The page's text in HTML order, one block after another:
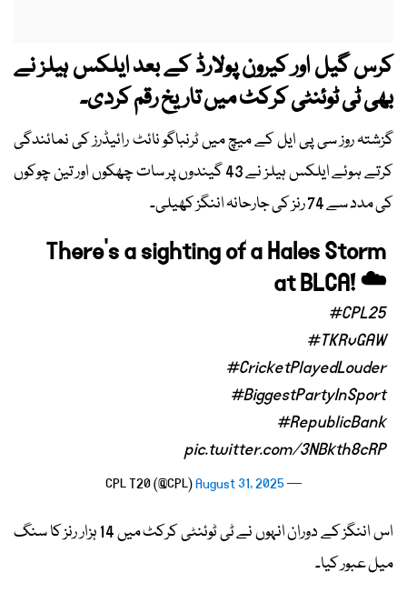
کرس گیل اور کیرون پولارڈ کے بعد ایلکس ہیلز نے
بھی ٹی ٹوئنٹی کرکٹ میں تاریخ رقم کردی۔
گزشتہ روز سی پی ایل کے میچ میں ٹرنباگو نائٹ رائیڈرز کی نمائندگی
کرتے ہوئے ایلکس ہیلز نے 43 گیندوں پر سات چھکوں اور تین چوکوں
کی مدد سے 74 رنز کی جارحانہ اننگز کھیلی۔
There's a sighting of a Hales Storm
at BLCA! ☁️
#CPL25
#TKRvGAW
#CricketPlayedLouder
#BiggestPartyInSport
#RepublicBank
pic.twitter.com/3NBkth8cRP
— CPL T20 (@CPL)
August 31, 2025
اس اننگز کے دوران انہوں نے ٹی ٹوئنٹی کرکٹ میں 14 ہزار رنز کا سنگ
میل عبور کیا۔